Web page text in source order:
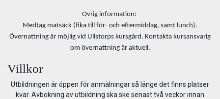
Övrig information:
Medtag matsäck (fika till för- och eftermiddag, samt lunch).
Övernattning är möjlig vid Ullstorps kursgård. Kontakta kursansvarig
om övernattning är aktuell.
Villkor
Utbildningen är öppen för anmälningar så länge det finns platser
kvar. Avbokning av utbildning ska ske senast två veckor innan